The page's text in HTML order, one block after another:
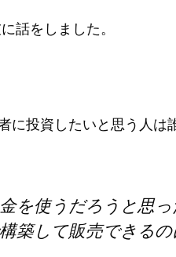
話をしました。
に投資したいと思う人は
を使うだろうと思っ
築して販売できる